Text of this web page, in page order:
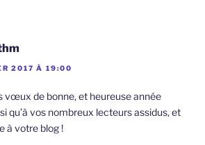
2017 À 19:00
vœux de bonne, et heureuse année
qu’à vos nombreux lecteurs assidus, et
à votre blog !